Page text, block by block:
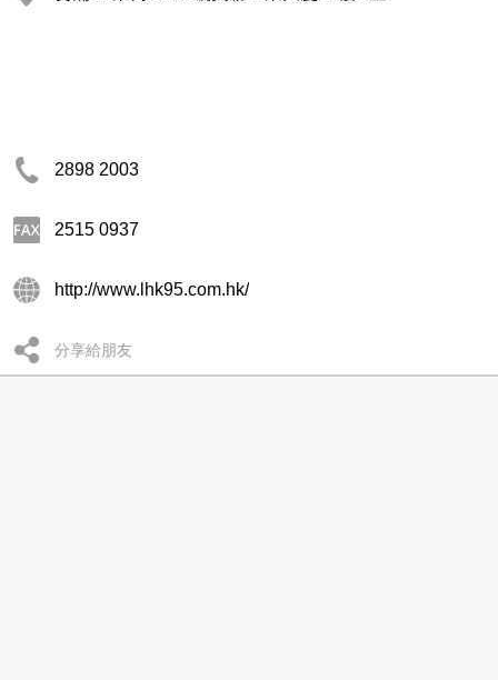
2898 2003
2515 0937
http://www.lhk95.com.hk/
分享給朋友